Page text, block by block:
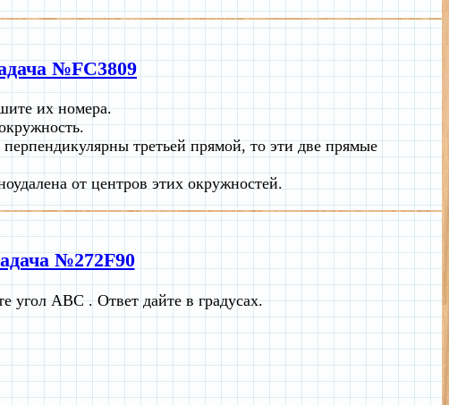
№FC3809
их номера.
третьей прямой, то эти две прямые
от центров этих окружностей.
№272F90
угол ABC . Ответ дайте в градусах.